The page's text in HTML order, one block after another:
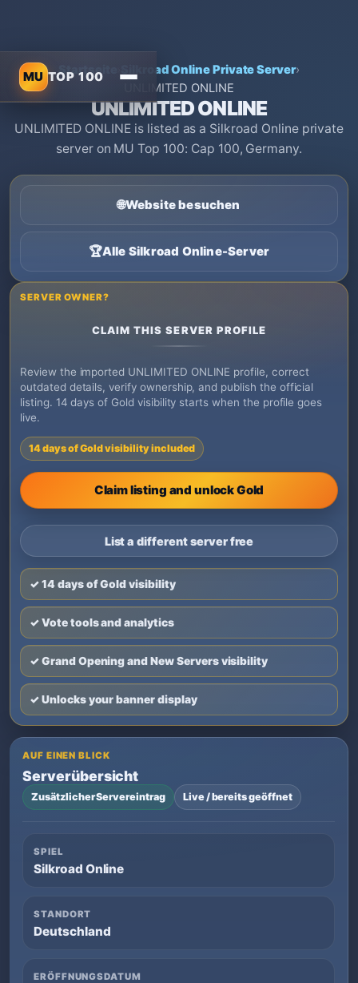
MU TOP 100
Startseite Silkroad Online Private Server›
UNLIMITED ONLINE
UNLIMITED ONLINE
UNLIMITED ONLINE is listed as a Silkroad Online private
server on MU Top 100: Cap 100, Germany.
🌐Website besuchen
🏆Alle Silkroad Online-Server
SERVER OWNER?
CLAIM THIS SERVER PROFILE
Review the imported UNLIMITED ONLINE profile, correct
outdated details, verify ownership, and publish the official
listing. 14 days of Gold visibility starts when the profile goes
live.
14 days of Gold visibility included
Claim listing and unlock Gold
List a different server free
✓ 14 days of Gold visibility
✓ Vote tools and analytics
✓ Grand Opening and New Servers visibility
✓ Unlocks your banner display
AUF EINEN BLICK
Serverübersicht
Zusätzlicher Servereintrag Live / bereits geöffnet
SPIEL
Silkroad Online
STANDORT
Deutschland
ERÖFFNUNGSDATUM